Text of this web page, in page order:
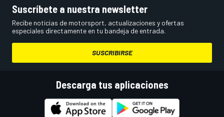
Suscríbete a nuestra newsletter
Recibe noticias de motorsport, actualizaciones y ofertas
especiales directamente en tu bandeja de entrada.
SUSCRIBIRSE
Descarga tus aplicaciones